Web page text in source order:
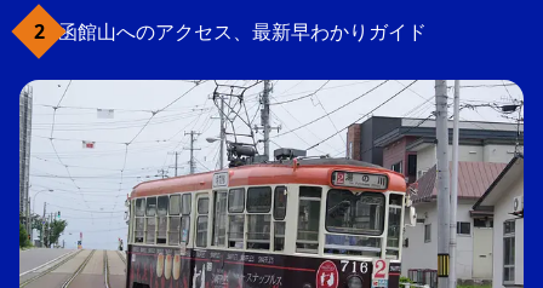
函館山へのアクセス、最新早わかりガイド